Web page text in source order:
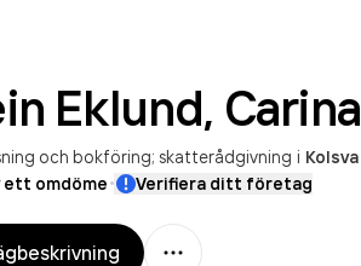
Eklund, Carina
och bokföring; skatterådgivning i Kolsva
ett omdöme· Verifiera ditt företag
Mer